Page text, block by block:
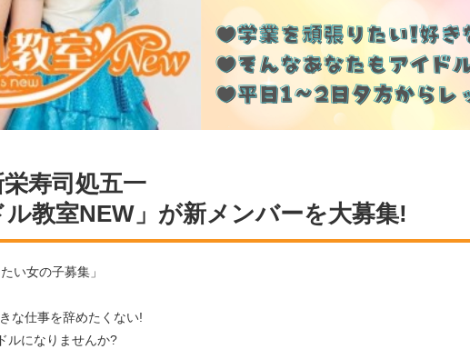
寿司処五一
ル教室NEW」が新メンバーを大募集!
い女の子募集」
な仕事を辞めたくない!
ルになりませんか?